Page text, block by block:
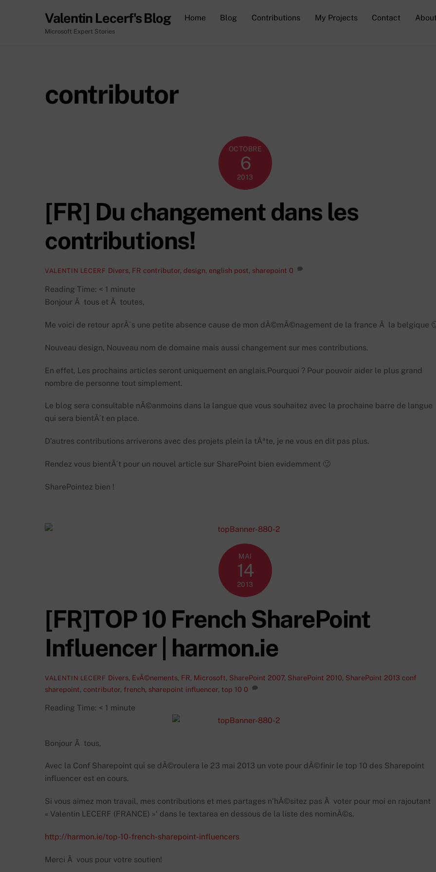
Valentin Lecerf's Blog
Microsoft Expert Stories
Home Blog Contributions My Projects Contact
contributor
OCTOBRE
6
2013
[FR] Du changement dans les
contributions!
VALENTIN LECERF Divers, FR contributor, design, english post, sharepoint 0
Reading Time: < 1 minute
Bonjour Ã tous et Ã toutes,
Me voici de retour aprÃ¨s une petite absence cause de mon dÃ©mÃ©nagement de la france Ã la belgique
Nouveau design, Nouveau nom de domaine mais aussi changement sur mes contributions.
En effet, Les prochains articles seront uniquement en anglais.Pourquoi ? Pour pouvoir aider le plus grand
nombre de personne tout simplement.
Le blog sera consultable nÃ©anmoins dans la langue que vous souhaitez avec la prochaine barre de langue
qui sera bientÃ´t en place.
D’autres contributions arriverons avec des projets plein la tÃªte, je ne vous en dit pas plus.
Rendez vous bientÃ´t pour un nouvel article sur SharePoint bien evidemment 🙂
SharePointez bien !
MAI
14
2013
[FR]TOP 10 French SharePoint
Influencer | harmon.ie
VALENTIN LECERF Divers, EvÃ©nements, FR, Microsoft, SharePoint 2007, SharePoint 2010, SharePoint 2013 conf
sharepoint, contributor, french, sharepoint influencer, top 10 0
Reading Time: < 1 minute
Bonjour Ã tous,
Avec la Conf Sharepoint qui se dÃ©roulera le 23 mai 2013 un vote pour dÃ©finir le top 10 des Sharepoint
influencer est en cours.
Si vous aimez mon travail, mes contributions et mes partages n’hÃ©sitez pas Ã voter pour moi en rajoutant
« Valentin LECERF (FRANCE) »‘ dans le textarea en dessous de la liste des nominÃ©s.
http://harmon.ie/top-10-french-sharepoint-influencers
Merci Ã vous pour votre soutien!